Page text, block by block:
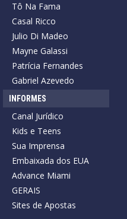
Tô Na Fama
Casal Ricco
Julio Di Madeo
Mayne Galassi
Patrícia Fernandes
Gabriel Azevedo
INFORMES
Canal Jurídico
Kids e Teens
Sua Imprensa
Embaixada dos EUA
Advance Miami
GERAIS
Sites de Apostas